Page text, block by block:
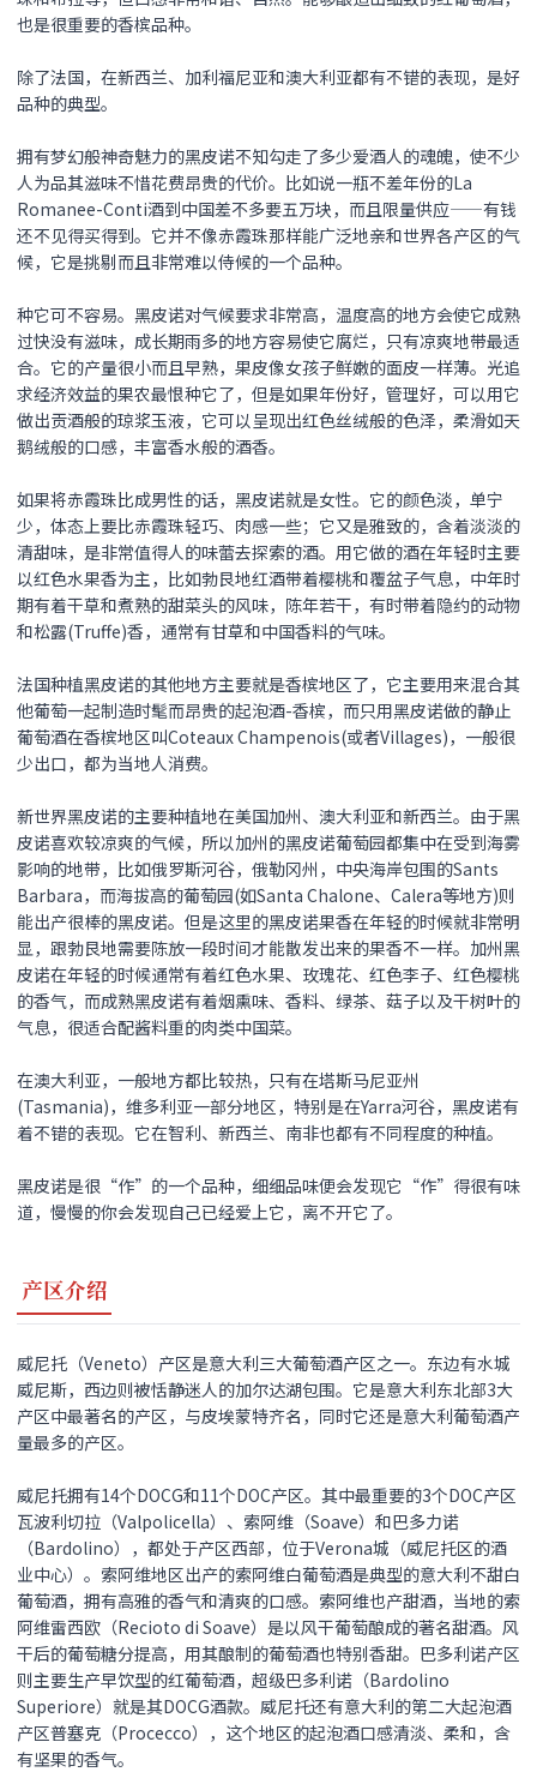
也是很重要的香槟品种。
除了法国，在新西兰、加利福尼亚和澳大利亚都有不错的表现，是好
品种的典型。
拥有梦幻般神奇魅力的黑皮诺不知勾走了多少爱酒人的魂魄，使不少
人为品其滋味不惜花费昂贵的代价。比如说一瓶不差年份的La
Romanee-Conti酒到中国差不多要五万块，而且限量供应——有钱
还不见得买得到。它并不像赤霞珠那样能广泛地亲和世界各产区的气
候，它是挑剔而且非常难以侍候的一个品种。
种它可不容易。 黑皮诺对气候要求非常高，温度高的地方会使它成熟
过快没有滋味，成长期雨多的地方容易使它腐烂，只有凉爽地带最适
合。它的产量很小而且早熟，果皮像女孩子鲜嫩的面皮一样薄。光追
求经济效益的果农最恨种它了，但是如果年份好，管理好，可以用它
做出贡酒般的琼浆玉液，它可以呈现出红色丝绒般的色泽，柔滑如天
鹅绒般的口感，丰富香水般的酒香。
如果将赤霞珠比成男性的话， 黑皮诺就是女性。它的颜色淡，单宁
少，体态上要比赤霞珠轻巧、肉感一些；它又是雅致的，含着淡淡的
清甜味，是非常值得人的味蕾去探索的酒。用它做的酒在年轻时主要
以红色水果香为主，比如勃艮地红酒带着樱桃和覆盆子气息，中年时
期有着干草和煮熟的甜菜头的风味，陈年若干，有时带着隐约的动物
和松露(Truffe)香，通常有甘草和中国香料的气味。
法国种植黑皮诺的其他地方主要就是香槟地区了，它主要用来混合其
他葡萄一起制造时髦而昂贵的起泡酒-香槟，而只用黑皮诺做的静止
葡萄酒在香槟地区叫Coteaux Champenois(或者Villages)，一般很
少出口，都为当地人消费。
新世界黑皮诺的主要种植地在美国加州、澳大利亚和新西兰。由于黑
皮诺喜欢较凉爽的气候，所以加州的黑皮诺葡萄园都集中在受到海雾
影响的地带，比如俄罗斯河谷，俄勒冈州，中央海岸包围的Sants
Barbara，而海拔高的葡萄园(如Santa Chalone、Calera等地方)则
能出产很棒的黑皮诺。但是这里的黑皮诺果香在年轻的时候就非常明
显，跟勃艮地需要陈放一段时间才能散发出来的果香不一样。加州黑
皮诺在年轻的时候通常有着红色水果、玫瑰花、红色李子、红色樱桃
的香气，而成熟黑皮诺有着烟熏味、香料、绿茶、菇子以及干树叶的
气息，很适合配酱料重的肉类中国菜。
在澳大利亚，一般地方都比较热，只有在塔斯马尼亚州
(Tasmania)，维多利亚一部分地区，特别是在Yarra河谷， 黑皮诺有
着不错的表现。它在智利、新西兰、南非也都有不同程度的种植。
黑皮诺是很“作”的一个品种，细细品味便会发现它“作”得很有味
道，慢慢的你会发现自己已经爱上它，离不开它了。
产区介绍
威尼托（Veneto）产区是意大利三大葡萄酒产区之一。东边有水城
威尼斯，西边则被恬静迷人的加尔达湖包围。它是意大利东北部3大
产区中最著名的产区，与皮埃蒙特齐名，同时它还是意大利葡萄酒产
量最多的产区。
威尼托拥有14个DOCG和11个DOC产区。其中最重要的3个DOC产区
瓦波利切拉（Valpolicella）、索阿维（Soave）和巴多力诺
（Bardolino），都处于产区西部，位于Verona城（威尼托区的酒
业中心）。索阿维地区出产的索阿维白葡萄酒是典型的意大利不甜白
葡萄酒，拥有高雅的香气和清爽的口感。索阿维也产甜酒，当地的索
阿维雷西欧（Recioto di Soave）是以风干葡萄酿成的著名甜酒。风
干后的葡萄糖分提高，用其酿制的葡萄酒也特别香甜。巴多利诺产区
则主要生产早饮型的红葡萄酒，超级巴多利诺（Bardolino
Superiore）就是其DOCG酒款。威尼托还有意大利的第二大起泡酒
产区普塞克（Procecco），这个地区的起泡酒口感清淡、柔和，含
有坚果的香气。